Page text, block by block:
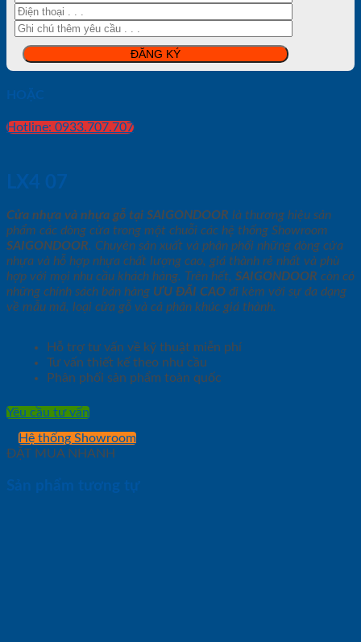
HOẶC
Hotline: 0933.707.707
LX4 07
Cửa nhựa và nhựa gỗ tại SAIGONDOOR là thương hiệu sản
phẩm các dòng cửa trong một chuỗi các hệ thống Showroom
SAIGONDOOR. Chuyên sản xuất và phân phối những dòng cửa
nhựa và hỗ hợp nhựa chất lượng cao, giá thành rẻ nhất và phù
hợp với mọi nhu cầu khách hàng. Trên hết, SAIGONDOOR còn có
những chính sách bán hàng ƯU ĐÃI CAO đi kèm với sự đa dạng
về mẫu mã, loại cửa gỗ và cả phân khúc giá thành.
Hỗ trợ tư vấn về kỹ thuật miễn phí
Tư vấn thiết kế theo nhu cầu
Phân phối sản phẩm toàn quốc
Yêu cầu tư vấn
Hệ thống Showroom
ĐẶT MUA NHANH
Sản phẩm tương tự